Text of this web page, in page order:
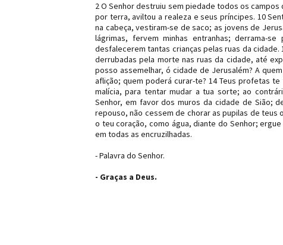
2 O Senhor destruiu sem piedade todos os
por terra, aviltou a realeza e seus príncipes. 10
na cabeça, vestiram-se de saco; as jovens de
lágrimas, fervem minhas entranhas; derrama-
desfalecerem tantas crianças pelas ruas da
derrubadas pela morte nas ruas da cidade, até
posso assemelhar, ó cidade de Jerusalém? A
aflição; quem poderá curar-te? 14 Teus profetas
malícia, para tentar mudar a tua sorte; ao
Senhor, em favor dos muros da cidade de Sião;
repouso, não cessem de chorar as pupilas de teus
o teu coração, como água, diante do Senhor;
em todas as encruzilhadas.
- Palavra do Senhor.
- Graças a Deus.